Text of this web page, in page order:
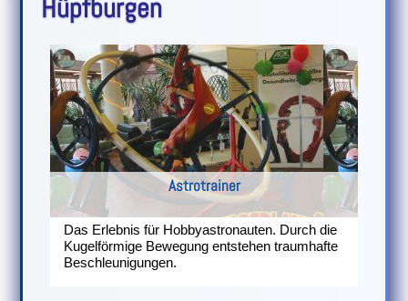
Hüpfburgen
Astrotrainer
Das Erlebnis für Hobbyastronauten. Durch die
Kugelförmige Bewegung entstehen traumhafte
Beschleunigungen.